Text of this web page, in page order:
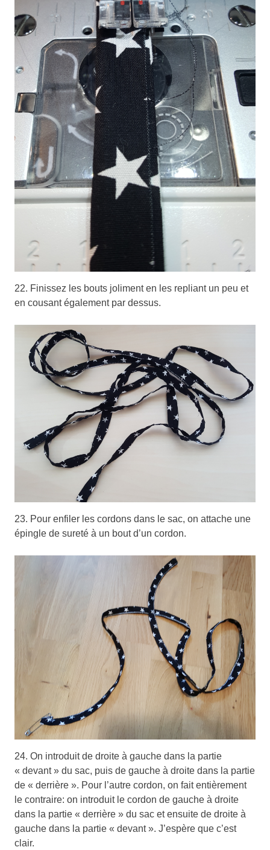
22. Finissez les bouts joliment en les repliant un peu et
en cousant également par dessus.
23. Pour enfiler les cordons dans le sac, on attache une
épingle de sureté à un bout d’un cordon.
24. On introduit de droite à gauche dans la partie
« devant » du sac, puis de gauche à droite dans la partie
de « derrière ». Pour l’autre cordon, on fait entièrement
le contraire: on introduit le cordon de gauche à droite
dans la partie « derrière » du sac et ensuite de droite à
gauche dans la partie « devant ». J’espère que c’est
clair.